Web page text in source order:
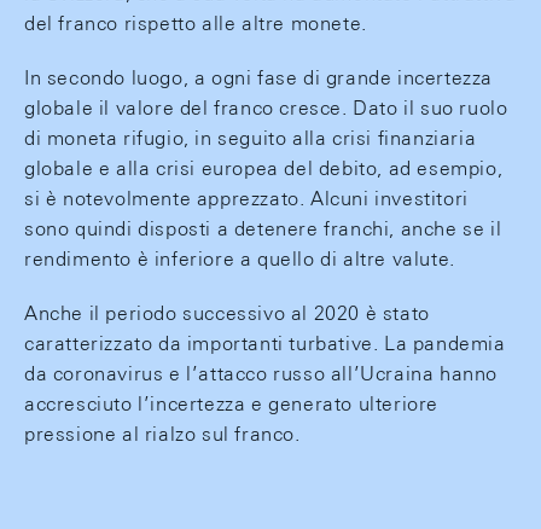
del franco rispetto alle altre monete.
In secondo luogo, a ogni fase di grande incertezza
globale il valore del franco cresce. Dato il suo ruolo
di moneta rifugio, in seguito alla crisi finanziaria
globale e alla crisi europea del debito, ad esempio,
si è notevolmente apprezzato. Alcuni investitori
sono quindi disposti a detenere franchi, anche se il
rendimento è inferiore a quello di altre valute.
Anche il periodo successivo al 2020 è stato
caratterizzato da importanti turbative. La pandemia
da coronavirus e l’attacco russo all’Ucraina hanno
accresciuto l’incertezza e generato ulteriore
pressione al rialzo sul franco.